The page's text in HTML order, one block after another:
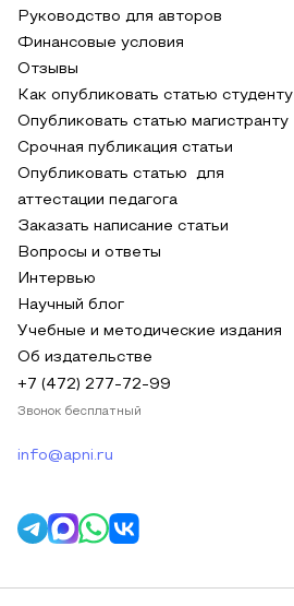
Руководство для авторов
Финансовые условия
Отзывы
Как опубликовать статью студенту
Опубликовать статью магистранту
Срочная публикация статьи
Опубликовать статью для
аттестации педагога
Заказать написание статьи
Вопросы и ответы
Интервью
Научный блог
Учебные и методические издания
Об издательстве
+7 (472) 277-72-99
Звонок бесплатный
info@apni.ru